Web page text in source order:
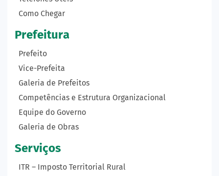
Como Chegar
Prefeitura
Prefeito
Vice-Prefeita
Galeria de Prefeitos
Competências e Estrutura Organizacional
Equipe do Governo
Galeria de Obras
Serviços
ITR – Imposto Territorial Rural